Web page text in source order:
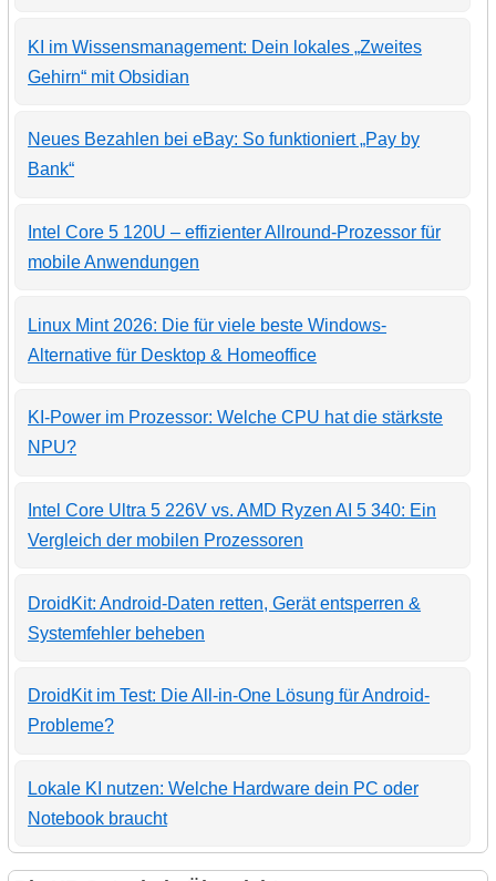
KI im Wissensmanagement: Dein lokales „Zweites
Gehirn“ mit Obsidian
Neues Bezahlen bei eBay: So funktioniert „Pay by
Bank“
Intel Core 5 120U – effizienter Allround-Prozessor für
mobile Anwendungen
Linux Mint 2026: Die für viele beste Windows-
Alternative für Desktop & Homeoffice
KI-Power im Prozessor: Welche CPU hat die stärkste
NPU?
Intel Core Ultra 5 226V vs. AMD Ryzen AI 5 340: Ein
Vergleich der mobilen Prozessoren
DroidKit: Android-Daten retten, Gerät entsperren &
Systemfehler beheben
DroidKit im Test: Die All-in-One Lösung für Android-
Probleme?
Lokale KI nutzen: Welche Hardware dein PC oder
Notebook braucht